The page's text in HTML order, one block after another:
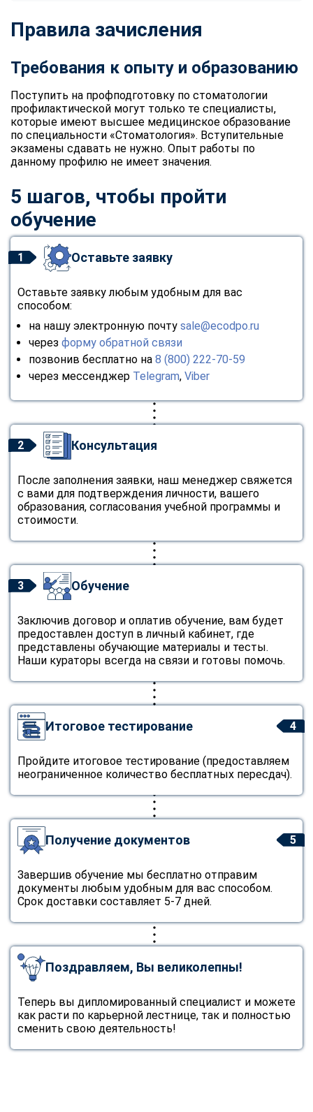
Правила зачисления
Требования к опыту и образованию
Поступить на профподготовку по стоматологии
профилактической могут только те специалисты,
которые имеют высшее медицинское образование
по специальности «Стоматология». Вступительные
экзамены сдавать не нужно. Опыт работы по
данному профилю не имеет значения.
5 шагов, чтобы пройти
обучение
1 Оставьте заявку
Оставьте заявку любым удобным для вас
способом:
на нашу электронную почту sale@ecodpo.ru
через форму обратной связи
позвонив бесплатно на 8 (800) 222-70-59
через мессенджер Telegram, Viber
2 Консультация
После заполнения заявки, наш менеджер свяжется
с вами для подтверждения личности, вашего
образования, согласования учебной программы и
стоимости.
3 Обучение
Заключив договор и оплатив обучение, вам будет
предоставлен доступ в личный кабинет, где
представлены обучающие материалы и тесты.
Наши кураторы всегда на связи и готовы помочь.
4
Итоговое тестирование
Пройдите итоговое тестирование (предоставляем
неограниченное количество бесплатных пересдач).
5
Получение документов
Завершив обучение мы бесплатно отправим
документы любым удобным для вас способом.
Срок доставки составляет 5-7 дней.
Поздравляем, Вы великолепны!
Теперь вы дипломированный специалист и можете
как расти по карьерной лестнице, так и полностью
сменить свою деятельность!